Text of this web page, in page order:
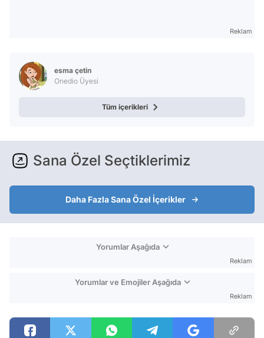
Reklam
esma çetin
Onedio Üyesi
Tüm içerikleri
Sana Özel Seçtiklerimiz
Daha Fazla Sana Özel İçerikler
Yorumlar Aşağıda
Reklam
Yorumlar ve Emojiler Aşağıda
Reklam